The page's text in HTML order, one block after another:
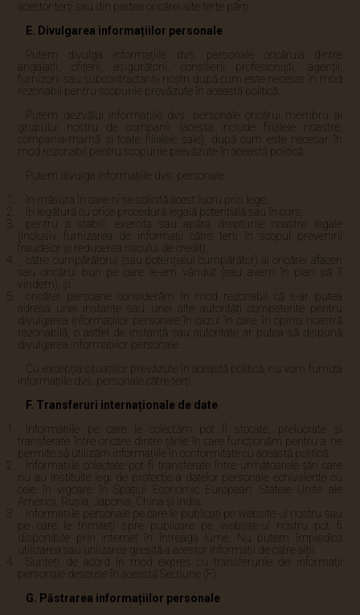
acestor terți sau din partea oricărei alte terțe părți.
E. Divulgarea informațiilor personale
Putem divulga informațiile dvs. personale oricăruia dintre
angajații, ofițerii, asigurătorii, consilierii profesioniști, agenții,
furnizorii sau subcontractanții noștri după cum este necesar în mod
rezonabil pentru scopurile prevăzute în această politică.
Putem dezvălui informațiile dvs. personale oricărui membru al
grupului nostru de companii (acesta include filialele noastre,
compania-mamă și toate filialele sale), după cum este necesar în
mod rezonabil pentru scopurile prevăzute în această politică.
Putem divulga informațiile dvs. personale:
în măsura în care ni se solicită acest lucru prin lege;
în legătură cu orice procedură legală potențială sau în curs;
pentru a stabili, exercita sau apăra drepturile noastre legale
(inclusiv furnizarea de informații către terți în scopul prevenirii
fraudelor și reducerea riscului de credit);
către cumpărătorul (sau potențialul cumpărător) al oricărei afaceri
sau oricărui bun pe care le-am vândut (sau avem în plan să îl
vindem); și
oricărei persoane considerăm în mod rezonabil că s-ar putea
adresa unei instanțe sau unei alte autorități competente pentru
divulgarea informațiilor personale în cazul în care, în opinia noastră
rezonabilă, o astfel de instanță sau autoritate ar putea să dispună
divulgarea informațiilor personale.
Cu excepția situațiilor prevăzute în această politică, nu vom furniza
informațiile dvs. personale către terți.
F. Transferuri internaționale de date
Informațiile pe care le colectăm pot fi stocate, prelucrate și
transferate între oricare dintre țările în care funcționăm pentru a ne
permite să utilizăm informațiile în conformitate cu această politică.
Informațiile colectate pot fi transferate între următoarele țări care
nu au instituite legi de protecție a datelor personale echivalente cu
cele în vigoare în Spațiul Economic European: Statele Unite ale
Americii, Rusia, Japonia, China și India.
Informațiile personale pe care le publicați pe website-ul nostru sau
pe care le trimiteți spre publicare pe website-ul nostru pot fi
disponibile prin internet în întreaga lume. Nu putem împiedica
utilizarea sau utilizarea greșită a acestor informații de către alții.
Sunteți de acord în mod expres cu transferurile de informații
personale descrise în această Secțiune (F).
G. Păstrarea informațiilor personale